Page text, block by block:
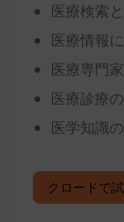
医療検索
医療情報
医療専門
医療診療
医学知識
クロードで